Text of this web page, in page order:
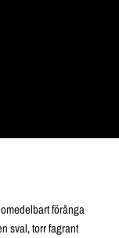
förånga
sval, torr fagrant